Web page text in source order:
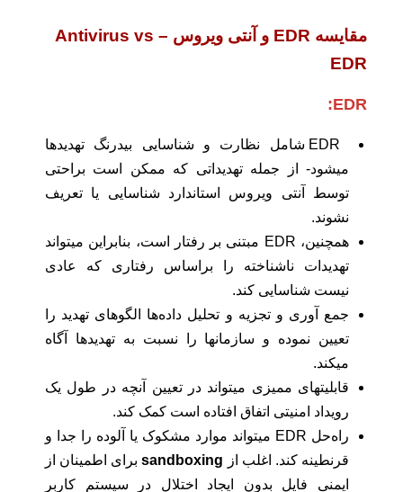
مقایسه EDR و آنتی ویروس – Antivirus vs
EDR
EDR
:
EDR شامل نظارت و شناسایی بیدرنگ تهدیدها
میشود- از جمله تهدیداتی که ممکن است براحتی
توسط آنتی ‌ویروس استاندارد شناسایی یا تعریف
نشوند.
همچنین، EDR مبتنی بر رفتار است، بنابراین میتواند
تهدیدات ناشناخته را براساس رفتاری که عادی
نیست شناسایی کند.
جمع آوری و تجزیه و تحلیل داده‌ها الگوهای تهدید را
تعیین نموده و سازمانها را نسبت به تهدیدها آگاه
میکند.
قابلیتهای ممیزی میتواند در تعیین آنچه در طول یک
رویداد امنیتی اتفاق افتاده است کمک کند.
راه‌حل EDR میتواند موارد مشکوک یا آلوده را جدا و
قرنطینه کند. اغلب از sandboxingبرای اطمینان از
ایمنی فایل بدون ایجاد اختلال در سیستم کاربر